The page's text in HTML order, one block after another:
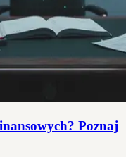
Poznaj